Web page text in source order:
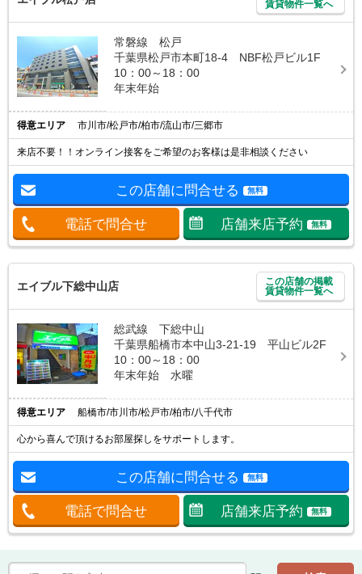
賃貸物件一覧へ
常磐線 松戸
千葉県松戸市本町18-4 NBF松戸ビル1F
10：00～18：00
年末年始
得意エリア 市川市/松戸市/柏市/流山市/三郷市
来店不要！！オンライン接客をご希望のお客様は是非相談ください
この店舗に問合せる 無料
電話で問合せ 店舗来店予約 無料
エイブル下総中山店
この店舗の掲載
賃貸物件一覧へ
総武線 下総中山
千葉県船橋市本中山3-21-19 平山ビル2F
10：00～18：00
年末年始 水曜
得意エリア 船橋市/市川市/松戸市/柏市/八千代市
心から喜んで頂けるお部屋探しをサポートします。
この店舗に問合せる 無料
電話で問合せ 店舗来店予約 無料